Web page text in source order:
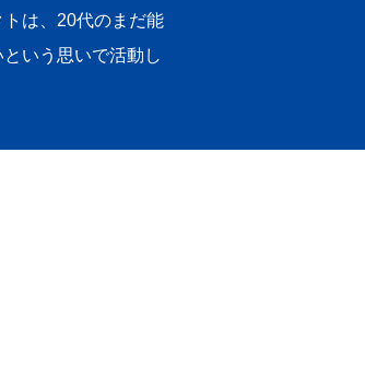
は、20代のまだ能
いう思いで活動し